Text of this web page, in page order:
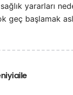
yararları
geç başlamak